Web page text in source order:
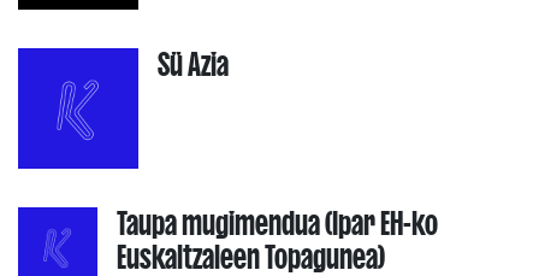
Sü Azia
Taupa mugimendua (Ipar EH-ko
Euskaltzaleen Topagunea)